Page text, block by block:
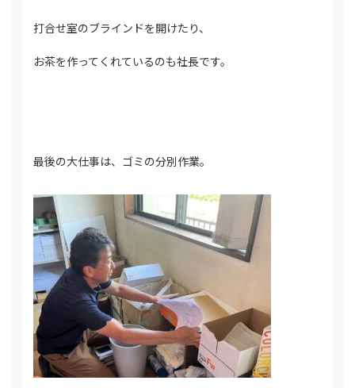
打合せ室のブラインドを開けたり、
お茶を作ってくれているのも社長です。
最後の大仕事は、ゴミの分別作業。